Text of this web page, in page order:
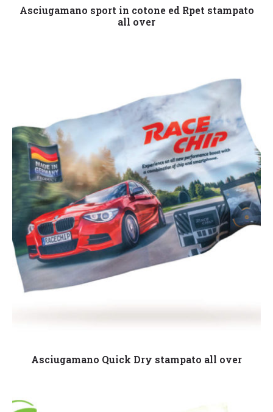
Leggi tutto
Asciugamano sport in cotone ed Rpet stampato
all over
Leggi tutto
Asciugamano Quick Dry stampato all over